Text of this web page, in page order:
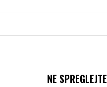
NE SPREGLEJTE